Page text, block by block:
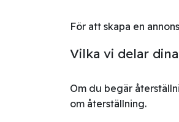
För att skapa en
Vilka vi delar
Om du begär
om återställning.